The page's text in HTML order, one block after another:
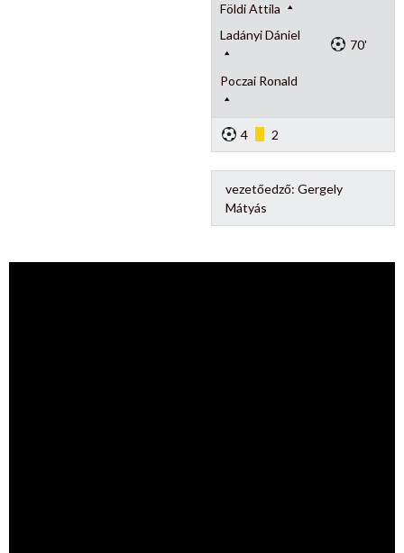
Földi Attila
Ladányi Dániel
70'
Poczai Ronald
4 2
vezetőedző: Gergely
Mátyás